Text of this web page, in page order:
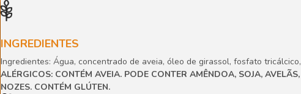
INGREDIENTES
Ingredientes: Água, concentrado de aveia, óleo de girassol, fosfato
ALÉRGICOS: CONTÉM AVEIA. PODE CONTER AMÊNDOA, SOJA,
NOZES. CONTÉM GLÚTEN.